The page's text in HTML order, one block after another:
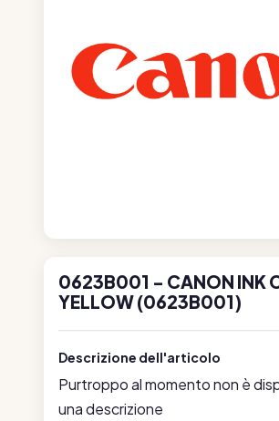
0623B001 - CANON INK
YELLOW (0623B001)
Descrizione dell'articolo
Purtroppo al momento non è
una descrizione